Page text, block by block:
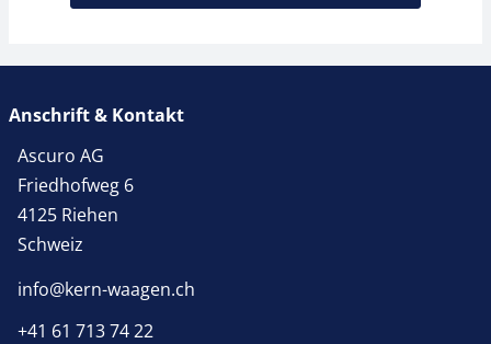
Anschrift & Kontakt
Ascuro AG
Friedhofweg 6
4125 Riehen
Schweiz
info@kern-waagen.ch
+41 61 713 74 22